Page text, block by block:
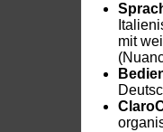
mit